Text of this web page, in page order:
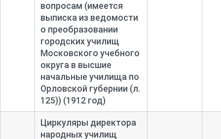
вопросам (имеется
выписка из ведомости
о преобразовании
городских училищ
Московского учебного
округа в высшие
начальные училища по
Орловской губернии (л.
125)) (1912 год)
Циркуляры директора
народных училищ